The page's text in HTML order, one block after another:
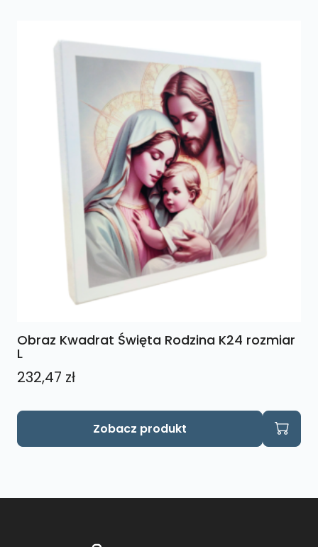
Obraz Kwadrat Święta Rodzina K24 rozmiar
L
232,47 zł
Zobacz produkt